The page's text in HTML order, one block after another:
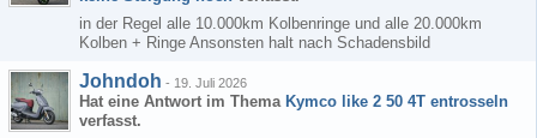
in der Regel alle 10.000km Kolbenringe und alle 20.000km
Kolben + Ringe Ansonsten halt nach Schadensbild
Johndoh - 19. Juli 2026
Hat eine Antwort im Thema Kymco like 2 50 4T entrosseln
verfasst.